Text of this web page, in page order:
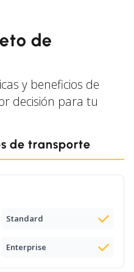
de
y beneficios de
decisión para tu
de transporte
Standard
Enterprise